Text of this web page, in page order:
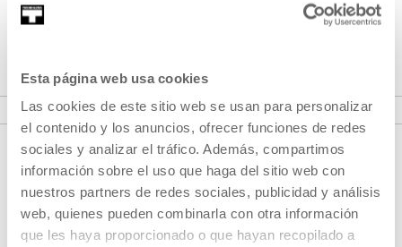
Esta página web usa cookies
Las cookies de este sitio web se usan para personalizar
el contenido y los anuncios, ofrecer funciones de redes
sociales y analizar el tráfico. Además, compartimos
información sobre el uso que haga del sitio web con
nuestros partners de redes sociales, publicidad y análisis
web, quienes pueden combinarla con otra información
que les haya proporcionado o que hayan recopilado a
apetecibles del año en la que no existen normas formales
ni limitaciones temáticas.
VER CICLO